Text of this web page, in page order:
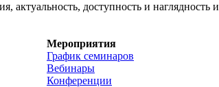
доступность и
Мероприятия
График семинаров
Вебинары
Конференции